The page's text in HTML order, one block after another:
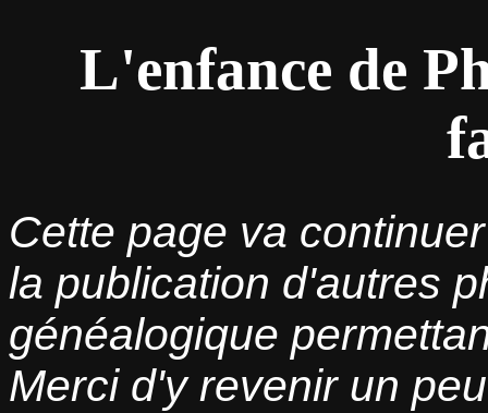
L'enfance de
Cette page va
la publication d'autres
généalogique
Merci d'y revenir un